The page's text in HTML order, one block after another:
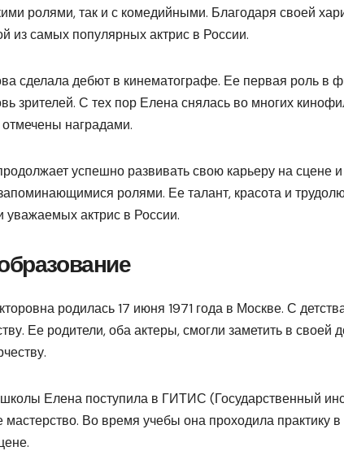
ролями, так и с комедийными. Благодаря своей
из самых популярных актрис в России.
сделала дебют в кинематографе. Ее первая роль в
зрителей. С тех пор Елена снялась во многих
наградами.
успешно развивать свою карьеру на сцене и
ролями. Ее талант, красота и
уважаемых актрис в России.
родилась 17 июня 1971 года в Москве. С
Ее родители, оба актеры, смогли заметить в
Елена поступила в ГИТИС (Государственный
мастерство. Во время учебы она проходила практику